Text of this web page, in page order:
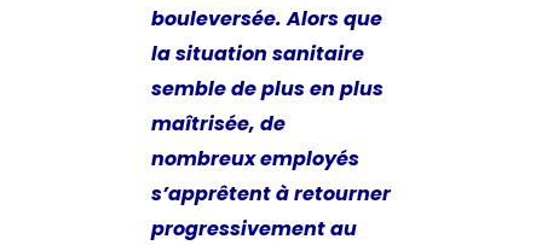
bouleversée. Alors que
la situation sanitaire
semble de plus en plus
maîtrisée, de
nombreux employés
s’apprêtent à retourner
progressivement au